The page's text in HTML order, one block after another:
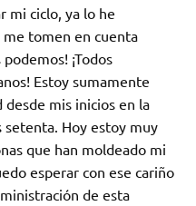
mi ciclo, ya lo he
tomen en cuenta
¡Todos
Estoy sumamente
desde mis inicios en la
setenta. Hoy estoy muy
que han moldeado mi
esperar con ese cariño
de esta